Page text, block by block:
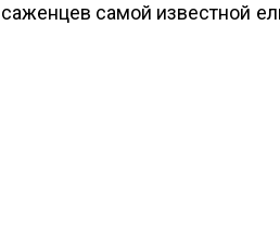
самой известной